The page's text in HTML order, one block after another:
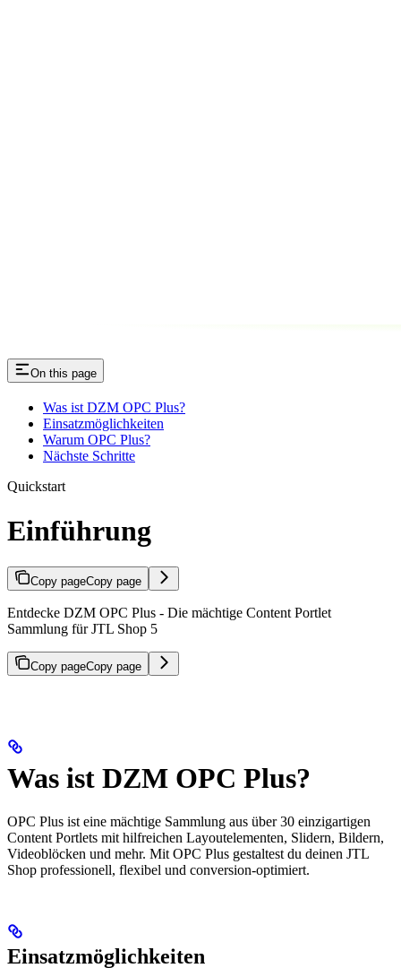
On this page
Was ist DZM OPC Plus?
Einsatzmöglichkeiten
Warum OPC Plus?
Nächste Schritte
Quickstart
Einführung
Copy pageCopy page
Entdecke DZM OPC Plus - Die mächtige Content Portlet
Sammlung für JTL Shop 5
Copy pageCopy page
Was ist DZM OPC Plus?
OPC Plus ist eine mächtige Sammlung aus über 30 einzigartigen
Content Portlets mit hilfreichen Layoutelementen, Slidern, Bildern,
Videoblöcken und mehr. Mit OPC Plus gestaltest du deinen JTL
Shop professionell, flexibel und conversion-optimiert.
Einsatzmöglichkeiten